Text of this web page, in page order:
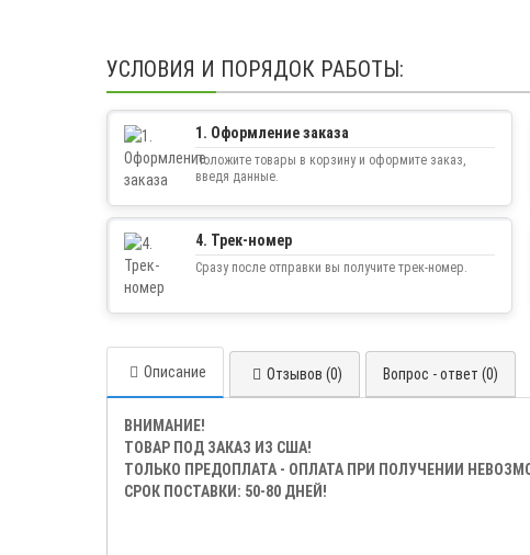
УСЛОВИЯ И ПОРЯДОК РАБОТЫ:
1. Оформление заказа
Положите товары в корзину и оформите заказ,
введя данные.
4. Трек-номер
Сразу после отправки вы получите трек-номер.
Описание Отзывов (0) Вопрос - ответ (0)
ВНИМАНИЕ!
ТОВАР ПОД ЗАКАЗ ИЗ США!
ТОЛЬКО ПРЕДОПЛАТА - ОПЛАТА ПРИ ПОЛУЧЕНИИ
СРОК ПОСТАВКИ: 50-80 ДНЕЙ!